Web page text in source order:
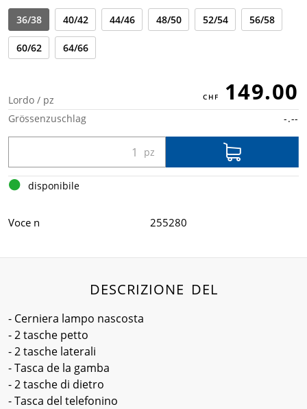
36/38 40/42 44/46 48/50 52/54 56/58
60/62 64/66
Lordo / pz 149.00
Grössenzuschlag -.--
disponibile
Voce n 255280
DESCRIZIONE DEL
- Cerniera lampo nascosta
- 2 tasche petto
- 2 tasche laterali
- Tasca de la gamba
- 2 tasche di dietro
- Tasca del telefonino